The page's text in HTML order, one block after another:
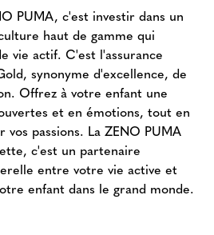
PUMA, c'est investir dans un
haut de gamme qui
vie actif. C'est l'assurance
synonyme d'excellence, de
Offrez à votre enfant une
et en émotions, tout en
passions. La ZENO PUMA
c'est un partenaire
entre votre vie active et
enfant dans le grand monde.